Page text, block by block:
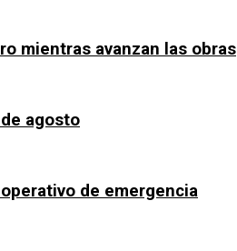
mientras avanzan las obras
agosto
de emergencia